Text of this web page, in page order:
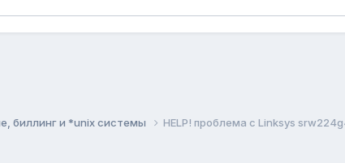
биллинг и *unix системы HELP! проблема с Linksys